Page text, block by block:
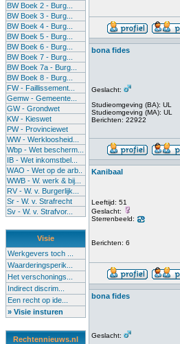
BW Boek 2 - Burg...
BW Boek 3 - Burg...
BW Boek 4 - Burg...
BW Boek 5 - Burg...
BW Boek 6 - Burg...
BW Boek 7 - Burg...
BW Boek 7a - Burg...
BW Boek 8 - Burg...
FW - Faillissement...
Gemw - Gemeente...
GW - Grondwet
KW - Kieswet
PW - Provinciewet
WW - Werkloosheid...
Wbp - Wet bescherm...
IB - Wet inkomstbel...
WAO - Wet op de arb..
WWB - W. werk & bij...
RV - W. v. Burgerlijk...
Sr - W. v. Strafrecht
Sv - W. v. Strafvor...
Visie
Werkgevers toch ...
Waarderingsperik...
Het verschonings...
Indirect discrim...
Een recht op ide...
» Visie insturen
Rechtennieuws.nl
bona fides
Geslacht:
Studieomgeving (BA): UL
Studieomgeving (MA): UL
Berichten: 22922
Kanibaal
Leeftijd: 51
Geslacht:
Sterrenbeeld:
Berichten: 6
bona fides
Geslacht: